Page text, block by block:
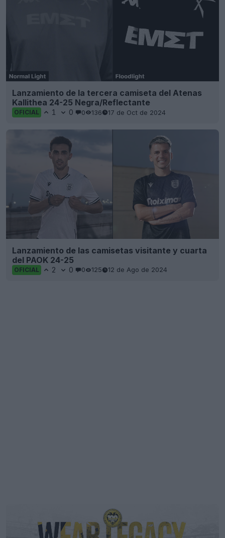
Lanzamiento de la tercera camiseta del Atenas
Kallithea 24-25 Negra/Reflectante
OFICIAL 1 0 0 136 17 de Oct de 2024
Lanzamiento de las camisetas visitante y cuarta
del PAOK 24-25
OFICIAL 2 0 0 125 12 de Ago de 2024